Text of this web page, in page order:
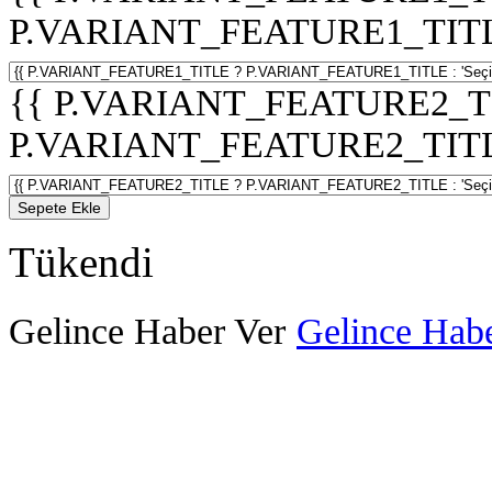
{{
Sepete Ekle
Tükendi
Gelince Haber Ver Gelince